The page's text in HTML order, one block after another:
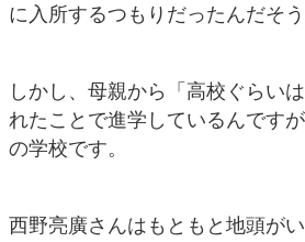
に入所するつもりだったんだそう
しかし、母親から「高校ぐらい
れたことで進学しているんです
の学校です。
西野亮廣さんはもともと地頭が